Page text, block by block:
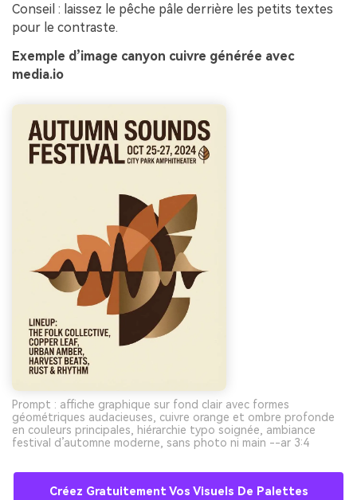
Conseil : laissez le pêche pâle derrière les petits textes
pour le contraste.
Exemple d’image canyon cuivre générée avec
media.io
Prompt : affiche graphique sur fond clair avec formes
géométriques audacieuses, cuivre orange et ombre profonde
en couleurs principales, hiérarchie typo soignée, ambiance
festival d’automne moderne, sans photo ni main --ar 3:4
Créez Gratuitement Vos Visuels De Palettes